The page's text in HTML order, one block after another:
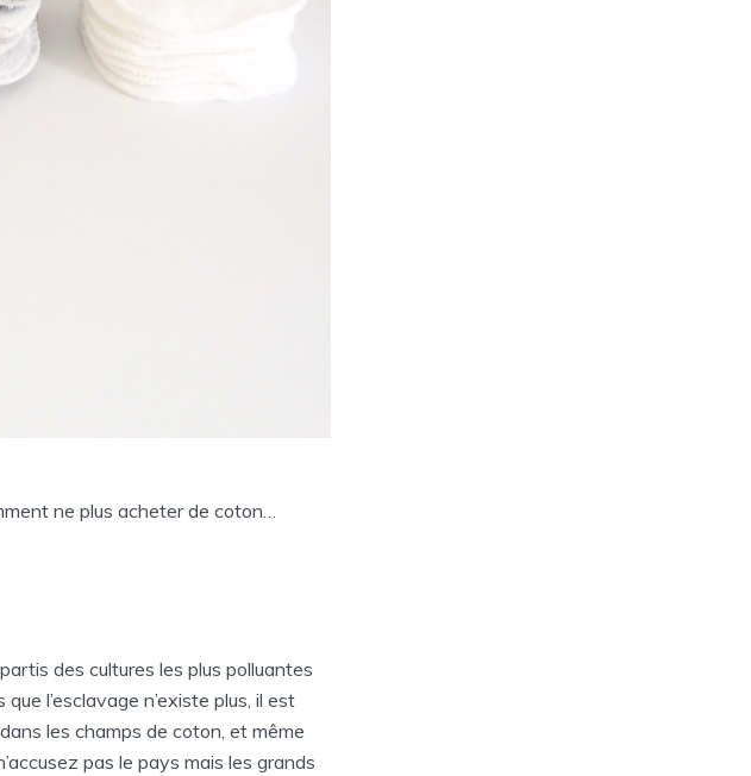
ne plus acheter de coton…
des cultures les plus polluantes
l’esclavage n’existe plus, il est
les champs de coton, et même
pas le pays mais les grands